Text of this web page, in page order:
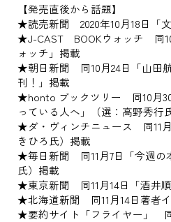
【発売直後から話題】
★読売新聞 2020年10月18日「
★J-CAST BOOKウォッチ 同10
ォッチ」掲載
★朝日新聞 同10月24日「山田
刊！」掲載
★honto ブックツリー 同10月
っている人へ」（選：高野秀行
★ダ・ヴィンチニュース 同11
きひろ氏）掲載
★毎日新聞 同11月7日「今週の
氏）掲載
★東京新聞 同11月14日「酒井
★北海道新聞 同11月14日著者
★要約サイト「フライヤー」 同